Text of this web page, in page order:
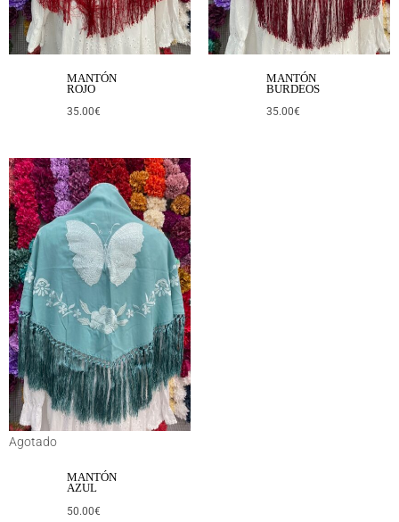
MANTÓN
ROJO
35.00€
MANTÓN
BURDEOS
35.00€
Agotado
MANTÓN
AZUL
50.00€